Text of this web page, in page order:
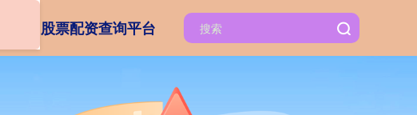
股票配资查询平台